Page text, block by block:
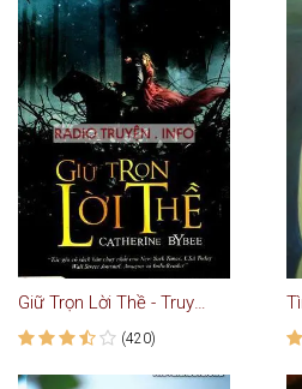
Giữ Trọn Lời Thề - Truyện Ngắn
(420)